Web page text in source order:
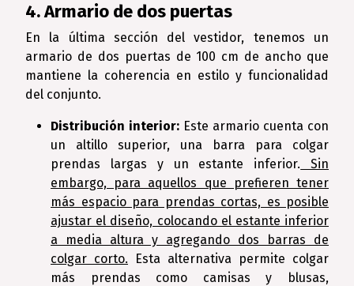
4. Armario de dos puertas
En la última sección del vestidor, tenemos un
armario de dos puertas de 100 cm de ancho que
mantiene la coherencia en estilo y funcionalidad
del conjunto.
Distribución interior: Este armario cuenta con
un altillo superior, una barra para colgar
prendas largas y un estante inferior. Sin
embargo, para aquellos que prefieren tener
más espacio para prendas cortas, es posible
ajustar el diseño, colocando el estante inferior
a media altura y agregando dos barras de
colgar corto. Esta alternativa permite colgar
más prendas como camisas y blusas,